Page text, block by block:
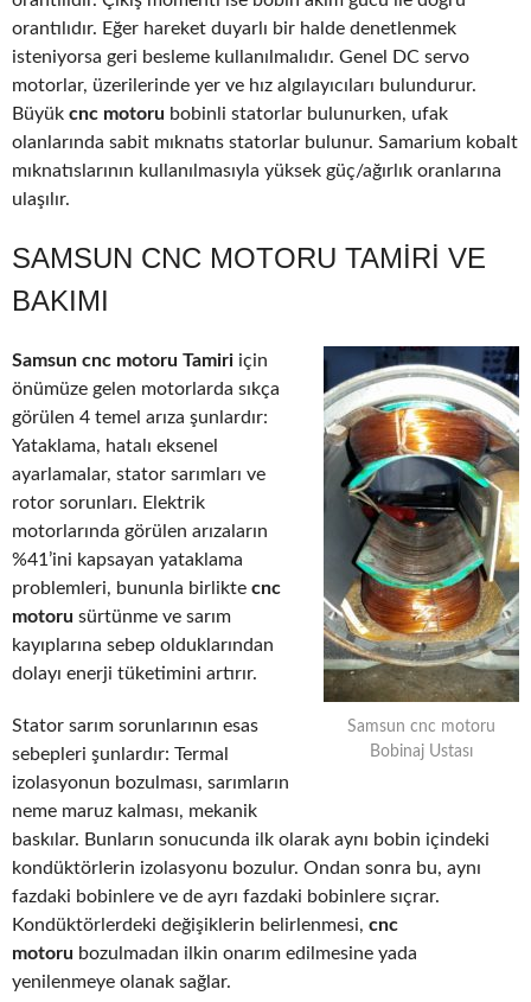
orantılıdır. Eğer hareket duyarlı bir halde denetlenmek
isteniyorsa geri besleme kullanılmalıdır. Genel DC servo
motorlar, üzerilerinde yer ve hız algılayıcıları bulundurur.
Büyük cnc motoru bobinli statorlar bulunurken, ufak
olanlarında sabit mıknatıs statorlar bulunur. Samarium kobalt
mıknatıslarının kullanılmasıyla yüksek güç/ağırlık oranlarına
ulaşılır.
SAMSUN CNC MOTORU TAMIRI VE
BAKIMI
Samsun cnc motoru
Bobinaj Ustası
Samsun cnc motoru Tamiri için
önümüze gelen motorlarda sıkça
görülen 4 temel arıza şunlardır:
Yataklama, hatalı eksenel
ayarlamalar, stator sarımları ve
rotor sorunları. Elektrik
motorlarında görülen arızaların
%41’ini kapsayan yataklama
problemleri, bununla birlikte cnc
motoru sürtünme ve sarım
kayıplarına sebep olduklarından
dolayı enerji tüketimini artırır.
Stator sarım sorunlarının esas
sebepleri şunlardır: Termal
izolasyonun bozulması, sarımların
neme maruz kalması, mekanik
baskılar. Bunların sonucunda ilk olarak aynı bobin içindeki
kondüktörlerin izolasyonu bozulur. Ondan sonra bu, aynı
fazdaki bobinlere ve de ayrı fazdaki bobinlere sıçrar.
Kondüktörlerdeki değişiklerin belirlenmesi, cnc
motoru bozulmadan ilkin onarım edilmesine yada
yenilenmeye olanak sağlar.